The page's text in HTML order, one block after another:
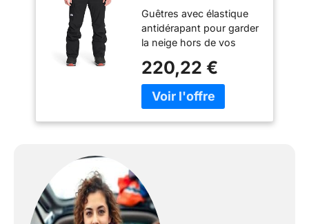
Guêtres avec élastique
antidérapant pour garder
la neige hors de vos
renforcés aident à
protéger le pantalon
contre les bords
Languettes réglables à la
taille ; passants de
ceinture Saisons :
220,22 €